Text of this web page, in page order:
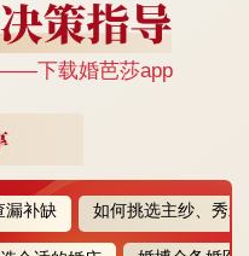
下载婚芭莎app
缺 如何挑选主纱、秀禾、